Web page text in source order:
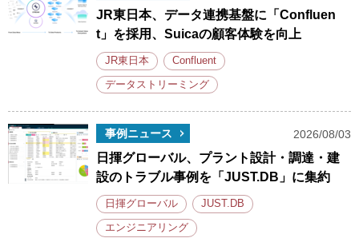
JR東日本、データ連携基盤に「Confluen
t」を採用、Suicaの顧客体験を向上
JR東日本 Confluent
データストリーミング
事例ニュース 2026/08/03
日揮グローバル、プラント設計・調達・建
設のトラブル事例を「JUST.DB」に集約
日揮グローバル JUST.DB
エンジニアリング